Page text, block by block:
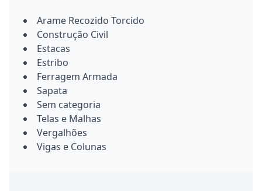
Arame Recozido Torcido
Construção Civil
Estacas
Estribo
Ferragem Armada
Sapata
Sem categoria
Telas e Malhas
Vergalhões
Vigas e Colunas